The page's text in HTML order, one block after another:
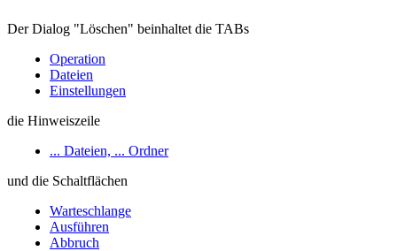
Der Dialog "Löschen" beinhaltet die TABs
Operation
Dateien
Einstellungen
die Hinweiszeile
... Dateien, ... Ordner
und die Schaltflächen
Warteschlange
Ausführen
Abbruch